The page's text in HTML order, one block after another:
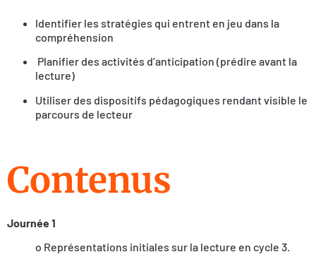
Identifier les stratégies qui entrent en jeu dans la
compréhension
Planifier des activités d’anticipation (prédire avant la
lecture)
Utiliser des dispositifs pédagogiques rendant visible le
parcours de lecteur
Contenus
Journée 1
o Représentations initiales sur la lecture en cycle 3.